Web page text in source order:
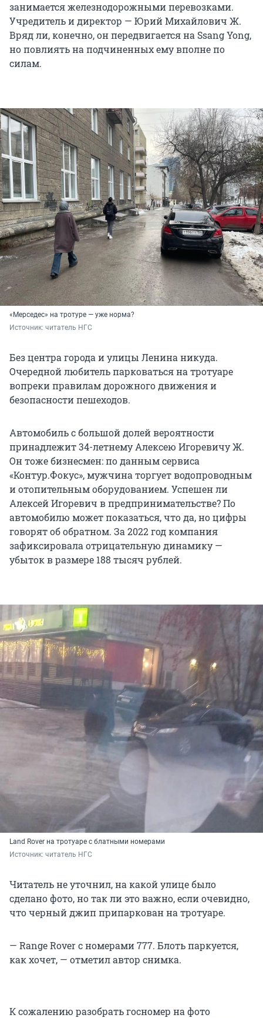
занимается железнодорожными перевозками.
Учредитель и директор — Юрий Михайлович Ж.
Вряд ли, конечно, он передвигается на Ssang Yong,
но повлиять на подчиненных ему вполне по
силам.
«Мерседес» на тротуре — уже норма?
Источник: читатель НГС
Без центра города и улицы Ленина никуда.
Очередной любитель парковаться на тротуаре
вопреки правилам дорожного движения и
безопасности пешеходов.
Автомобиль с большой долей вероятности
принадлежит 34-летнему Алексею Игоревичу Ж.
Он тоже бизнесмен: по данным сервиса
«Контур.Фокус», мужчина торгует водопроводным
и отопительным оборудованием. Успешен ли
Алексей Игоревич в предпринимательстве? По
автомобилю может показаться, что да, но цифры
говорят об обратном. За 2022 год компания
зафиксировала отрицательную динамику —
убыток в размере 188 тысяч рублей.
Land Rover на тротуаре с блатными номерами
Источник: читатель НГС
Читатель не уточнил, на какой улице было
сделано фото, но так ли это важно, если очевидно,
что черный джип припаркован на тротуаре.
— Range Rover c номерами 777. Блоть паркуется,
как хочет, — отметил автор снимка.
К сожалению разобрать госномер на фото